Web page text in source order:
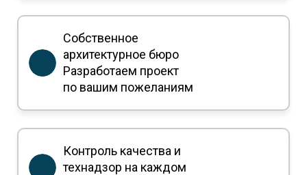
Собственное
архитектурное бюро
Разработаем проект
по вашим пожеланиям
Контроль качества и
технадзор на каждом